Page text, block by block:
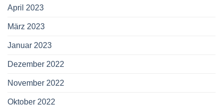
April 2023
März 2023
Januar 2023
Dezember 2022
November 2022
Oktober 2022